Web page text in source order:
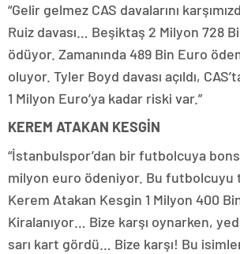
“Gelir gelmez CAS davalarını
Ruiz davası… Beşiktaş 2 Milyon 728
ödüyor. Zamanında 489 Bin Euro
oluyor. Tyler Boyd davası açıldı,
1 Milyon Euro’ya kadar riski var.”
KEREM ATAKAN KESGİN
“İstanbulspor’dan bir futbolcuya
milyon euro ödeniyor. Bu futbolcuyu
Kerem Atakan Kesgin 1 Milyon 400 Bin
Kiralanıyor… Bize karşı oynarken,
sarı kart gördü… Bize karşı! Bu